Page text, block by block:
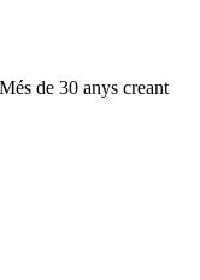
de 30 anys creant